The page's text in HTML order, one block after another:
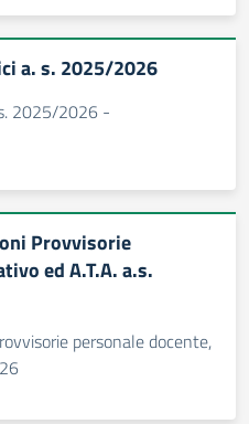
a. s. 2025/2026
2025/2026 -
Provvisorie
ed A.T.A. a.s.
personale docente,